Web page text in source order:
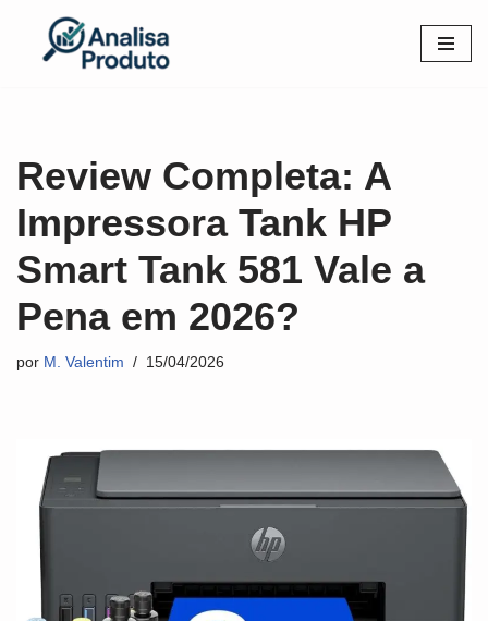
Pular
Review Completa: A
Impressora Tank HP
Smart Tank 581 Vale a
Pena em 2026?
por M. Valentim 15/04/2026